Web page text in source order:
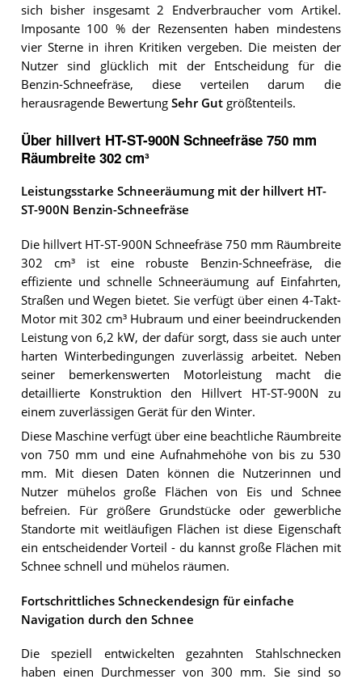
sich bisher insgesamt 2 Endverbraucher vom Artikel.
Imposante 100 % der Rezensenten haben mindestens
vier Sterne in ihren Kritiken vergeben. Die meisten der
Nutzer sind glücklich mit der Entscheidung für die
Benzin-Schneefräse, diese verteilen darum die
herausragende Bewertung Sehr Gutgrößtenteils.
Über hillvert HT-ST-900N Schneefräse 750 mm
Räumbreite 302 cm³
Leistungsstarke Schneeräumung mit der hillvert HT-
ST-900N Benzin-Schneefräse
Die hillvert HT-ST-900N Schneefräse 750 mm Räumbreite
302 cm³ ist eine robuste Benzin-Schneefräse, die
effiziente und schnelle Schneeräumung auf Einfahrten,
Straßen und Wegen bietet. Sie verfügt über einen 4-Takt-
Motor mit 302 cm³ Hubraum und einer beeindruckenden
Leistung von 6,2 kW, der dafür sorgt, dass sie auch unter
harten Winterbedingungen zuverlässig arbeitet. Neben
seiner bemerkenswerten Motorleistung macht die
detaillierte Konstruktion den Hillvert HT-ST-900N zu
einem zuverlässigen Gerät für den Winter.
Diese Maschine verfügt über eine beachtliche Räumbreite
von 750 mm und eine Aufnahmehöhe von bis zu 530
mm. Mit diesen Daten können die Nutzerinnen und
Nutzer mühelos große Flächen von Eis und Schnee
befreien. Für größere Grundstücke oder gewerbliche
Standorte mit weitläufigen Flächen ist diese Eigenschaft
ein entscheidender Vorteil - du kannst große Flächen mit
Schnee schnell und mühelos räumen.
Fortschrittliches Schneckendesign für einfache
Navigation durch den Schnee
Die speziell entwickelten gezahnten Stahlschnecken
haben einen Durchmesser von 300 mm. Sie sind so